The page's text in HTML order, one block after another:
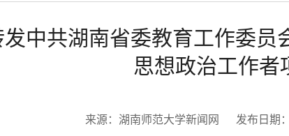
中共湖南省委教育工作委
思想政治工作者
来源：湖南师范大学新闻网 发布日期